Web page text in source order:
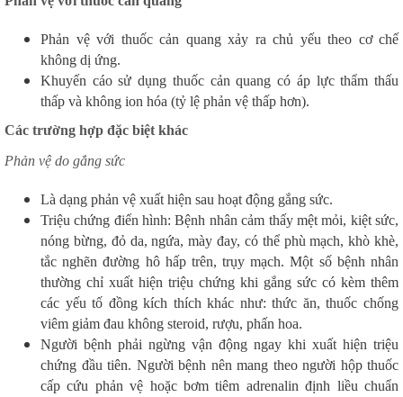
Phản vệ với thuốc cản quang xảy ra chủ yếu theo cơ chế
không dị ứng.
Khuyến cáo sử dụng thuốc cản quang có áp lực thẩm thấu
thấp và không ion hóa (tỷ lệ phản vệ thấp hơn).
Các trường hợp đặc biệt khác
Phản vệ do gắng sức
Là dạng phản vệ xuất hiện sau hoạt động gắng sức.
Triệu chứng điển hình: Bệnh nhân cảm thấy mệt mỏi, kiệt sức,
nóng bừng, đỏ da, ngứa, mày đay, có thể phù mạch, khò khè,
tắc nghẽn đường hô hấp trên, trụy mạch. Một số bệnh nhân
thường chỉ xuất hiện triệu chứng khi gắng sức có kèm thêm
các yếu tố đồng kích thích khác như: thức ăn, thuốc chống
viêm giảm đau không steroid, rượu, phấn hoa.
Người bệnh phải ngừng vận động ngay khi xuất hiện triệu
chứng đầu tiên. Người bệnh nên mang theo người hộp thuốc
cấp cứu phản vệ hoặc bơm tiêm adrenalin định liều chuẩn